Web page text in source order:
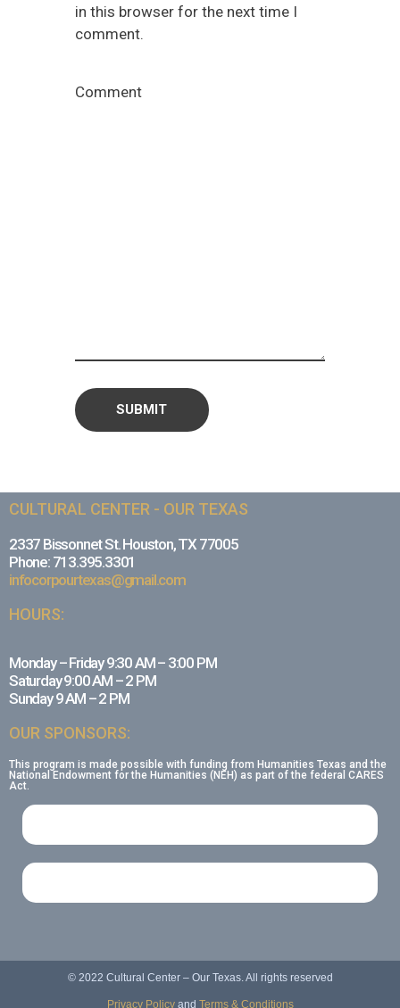
in this browser for the next time I
comment.
Comment
CULTURAL CENTER - OUR TEXAS
2337 Bissonnet St. Houston, TX 77005
Phone: 713.395.3301
infocorpourtexas@gmail.com
HOURS:
Monday – Friday 9:30 AM – 3:00 PM
Saturday 9:00 AM – 2 PM
Sunday 9 AM – 2 PM
OUR SPONSORS:
This program is made possible with funding from Humanities Texas and the
National Endowment for the Humanities (NEH) as part of the federal CARES
Act.
© 2022 Cultural Center – Our Texas. All rights reserved
Privacy Policyand Terms & Conditions